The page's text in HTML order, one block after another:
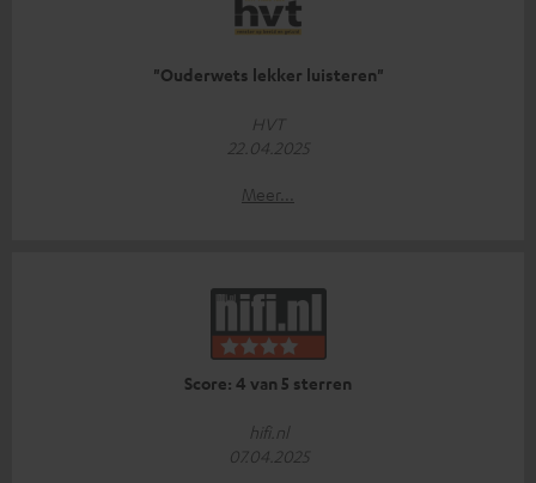
"Ouderwets lekker luisteren"
HVT
22.04.2025
Meer...
Score: 4 van 5 sterren
hifi.nl
07.04.2025